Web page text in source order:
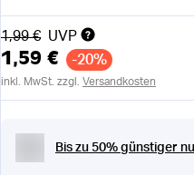
Alter Preis
1,99 € UVP
1,59 € -20%
inkl. MwSt. zzgl. Versandkosten
Bis zu 50% günstiger